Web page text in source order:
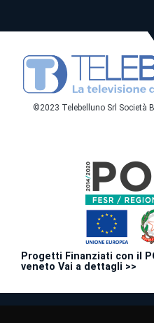
©2023 Telebelluno Srl Società
Progetti Finanziati con il
veneto Vai a dettagli >>